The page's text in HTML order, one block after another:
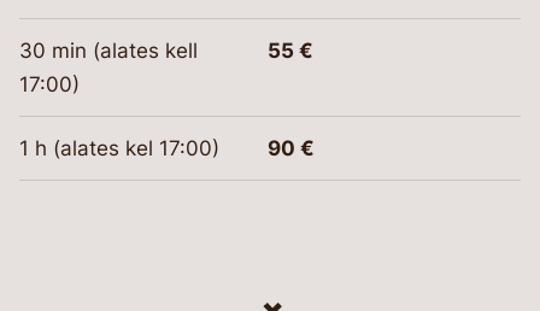
30 min (alates kell
17:00)
55 €
1 h (alates kel 17:00) 90 €